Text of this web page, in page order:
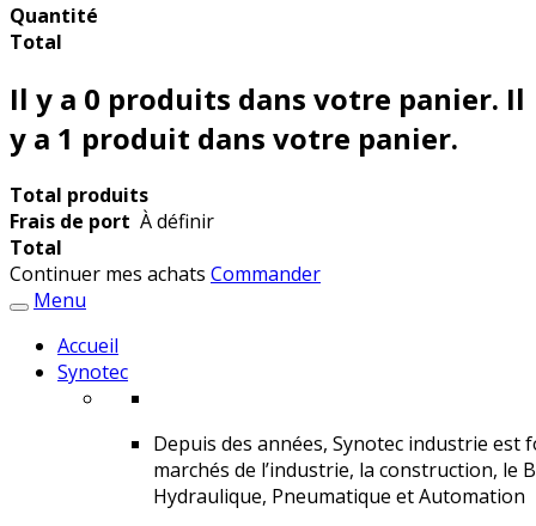
Quantité
Total
Il y a 0 produits dans votre panier. Il
y a 1 produit dans votre panier.
Total produits
Frais de port À définir
Total
Continuer mes achats Commander
Menu
Accueil
Synotec
Depuis des années, Synotec industrie
marchés de l’industrie, la construction, le
Hydraulique, Pneumatique et Automation